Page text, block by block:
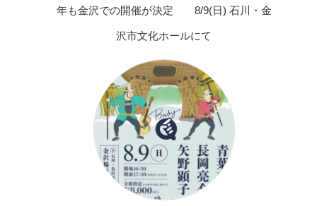
年も金沢での開催が決定 8/9(日) 石川・金
沢市文化ホールにて